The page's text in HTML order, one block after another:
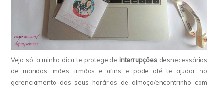
Veja só, a minha dica te protege de interrupçõesdesnecessárias
de maridos, mães, irmãos e afins e pode até te ajudar no
gerenciamento dos seus horários de almoço/encontrinho com